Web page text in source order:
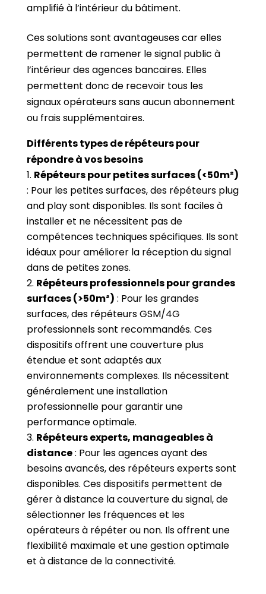
amplifié à l’intérieur du bâtiment.
Ces solutions sont avantageuses car elles
permettent de ramener le signal public à
l’intérieur des agences bancaires. Elles
permettent donc de recevoir tous les
signaux opérateurs sans aucun abonnement
ou frais supplémentaires.
Différents types de répéteurs pour
répondre à vos besoins
Répéteurs pour petites surfaces (<50m²)
: Pour les petites surfaces, des répéteurs plug
and play sont disponibles. Ils sont faciles à
installer et ne nécessitent pas de
compétences techniques spécifiques. Ils sont
idéaux pour améliorer la réception du signal
dans de petites zones.
Répéteurs professionnels pour grandes
surfaces (>50m²) : Pour les grandes
surfaces, des répéteurs GSM/4G
professionnels sont recommandés. Ces
dispositifs offrent une couverture plus
étendue et sont adaptés aux
environnements complexes. Ils nécessitent
généralement une installation
professionnelle pour garantir une
performance optimale.
Répéteurs experts, manageables à
distance: Pour les agences ayant des
besoins avancés, des répéteurs experts sont
disponibles. Ces dispositifs permettent de
gérer à distance la couverture du signal, de
sélectionner les fréquences et les
opérateurs à répéter ou non. Ils offrent une
flexibilité maximale et une gestion optimale
et à distance de la connectivité.